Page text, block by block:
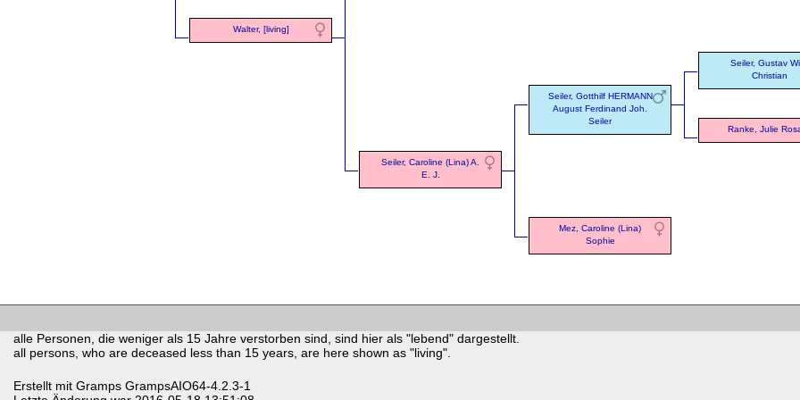
Walter, [living]
Seiler, Caroline (Lina) A.
E. J.
Seiler, Gotthilf HERMANN
August Ferdinand Joh.
Seiler
Seiler, Gustav
Christian
Ranke, Julie
Mez, Caroline (Lina)
Sophie
alle Personen, die weniger als 15 Jahre verstorben sind, sind hier als "lebend" dargestellt.
all persons, who are deceased less than 15 years, are here shown as "living".
Erstellt mit Gramps GrampsAIO64-4.2.3-1